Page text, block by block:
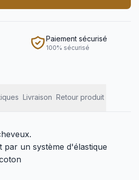
Paiement sécurisé
100% sécurisé
Livraison Retour produit
par un système d'élastique